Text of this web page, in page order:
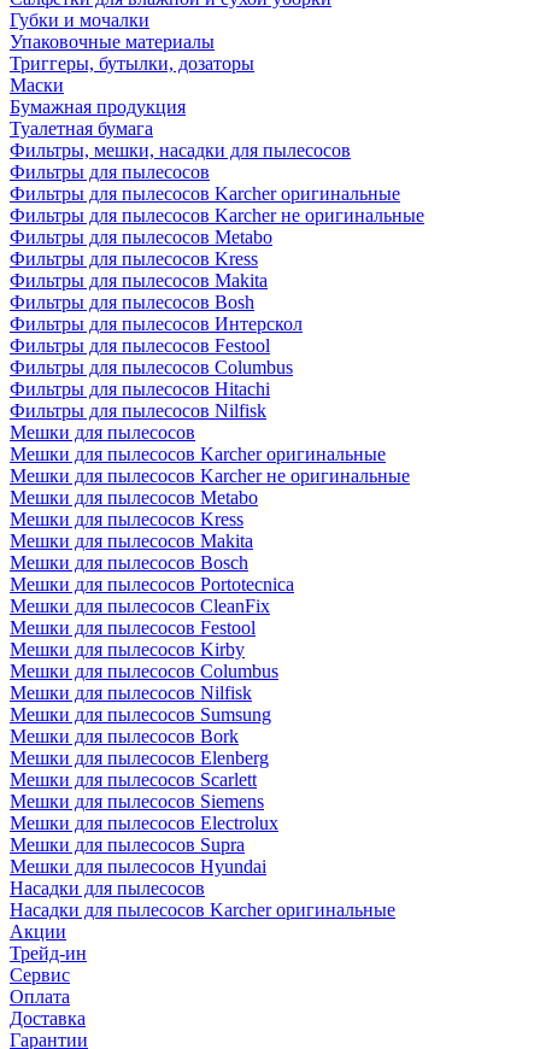
Губки и мочалки
Упаковочные материалы
Триггеры, бутылки, дозаторы
Маски
Бумажная продукция
Туалетная бумага
Фильтры, мешки, насадки для пылесосов
Фильтры для пылесосов
Фильтры для пылесосов Karcher оригинальные
Фильтры для пылесосов Karcher не оригинальные
Фильтры для пылесосов Metabo
Фильтры для пылесосов Kress
Фильтры для пылесосов Makita
Фильтры для пылесосов Bosh
Фильтры для пылесосов Интерскол
Фильтры для пылесосов Festool
Фильтры для пылесосов Columbus
Фильтры для пылесосов Hitachi
Фильтры для пылесосов Nilfisk
Мешки для пылесосов
Мешки для пылесосов Karcher оригинальные
Мешки для пылесосов Karcher не оригинальные
Мешки для пылесосов Metabo
Мешки для пылесосов Kress
Мешки для пылесосов Makita
Мешки для пылесосов Bosch
Мешки для пылесосов Portotecnica
Мешки для пылесосов CleanFix
Мешки для пылесосов Festool
Мешки для пылесосов Kirby
Мешки для пылесосов Columbus
Мешки для пылесосов Nilfisk
Мешки для пылесосов Sumsung
Мешки для пылесосов Bork
Мешки для пылесосов Elenberg
Мешки для пылесосов Scarlett
Мешки для пылесосов Siemens
Мешки для пылесосов Electrolux
Мешки для пылесосов Supra
Мешки для пылесосов Hyundai
Насадки для пылесосов
Насадки для пылесосов Karcher оригинальные
Акции
Трейд-ин
Сервис
Оплата
Доставка
Гарантии